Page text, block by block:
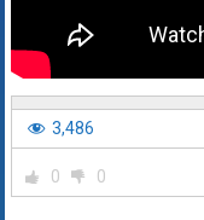
3,486
0 0